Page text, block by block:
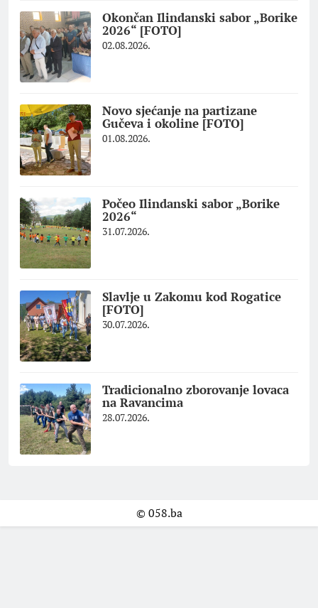
Okončan Ilindanski sabor „Borike
2026“ [FOTO]
02.08.2026.
Novo sjećanje na partizane
Gučeva i okoline [FOTO]
01.08.2026.
Počeo Ilindanski sabor „Borike
2026“
31.07.2026.
Slavlje u Zakomu kod Rogatice
[FOTO]
30.07.2026.
Tradicionalno zborovanje lovaca
na Ravancima
28.07.2026.
© 058.ba